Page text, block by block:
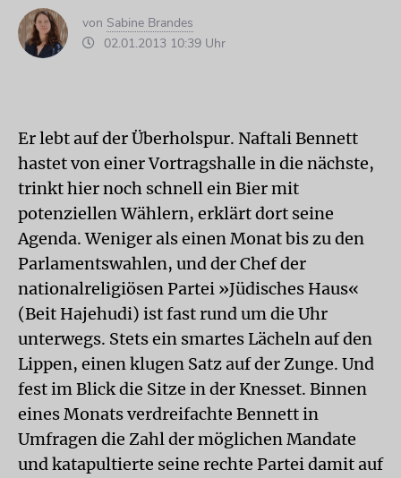
von Sabine Brandes
02.01.2013 10:39 Uhr
Er lebt auf der Überholspur. Naftali Bennett
hastet von einer Vortragshalle in die nächste,
trinkt hier noch schnell ein Bier mit
potenziellen Wählern, erklärt dort seine
Agenda. Weniger als einen Monat bis zu den
Parlamentswahlen, und der Chef der
nationalreligiösen Partei »Jüdisches Haus«
(Beit Hajehudi) ist fast rund um die Uhr
unterwegs. Stets ein smartes Lächeln auf den
Lippen, einen klugen Satz auf der Zunge. Und
fest im Blick die Sitze in der Knesset. Binnen
eines Monats verdreifachte Bennett in
Umfragen die Zahl der möglichen Mandate
und katapultierte seine rechte Partei damit auf